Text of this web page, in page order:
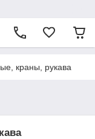
краны, рукава